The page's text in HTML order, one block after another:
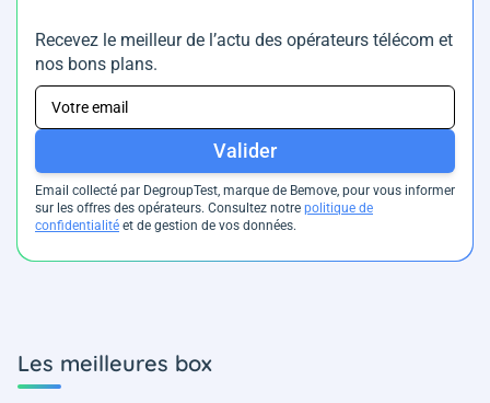
Recevez le meilleur de l’actu des opérateurs télécom et
nos bons plans.
Valider
Email collecté par DegroupTest, marque de Bemove, pour vous informer
sur les offres des opérateurs. Consultez notre politique de
confidentialité et de gestion de vos données.
Les meilleures box